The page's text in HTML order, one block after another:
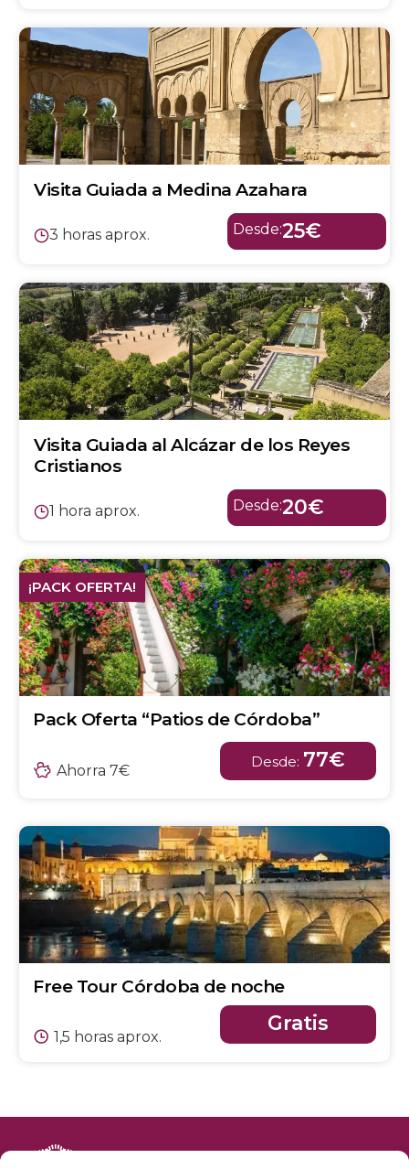
Visita Guiada a Medina Azahara
3 horas aprox. Desde:25€
Visita Guiada al Alcázar de los Reyes
Cristianos
1 hora aprox. Desde:20€
¡PACK OFERTA!
Pack Oferta “Patios de Córdoba”
Ahorra 7€
Desde: 77€
Free Tour Córdoba de noche
1,5 horas aprox.
Gratis